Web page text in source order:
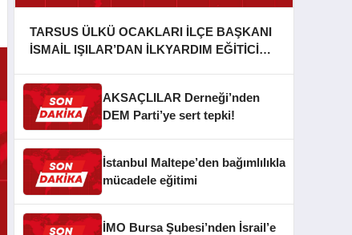
TARSUS ÜLKÜ OCAKLARI İLÇE BAŞKANI
İSMAİL IŞILAR’DAN İLKYARDIM EĞİTİCİ
AKSAÇLILAR Derneği’nden
DEM Parti’ye sert tepki!
İstanbul Maltepe’den bağımlılıkla
mücadele eğitimi
İMO Bursa Şubesi’nden İsrail’e